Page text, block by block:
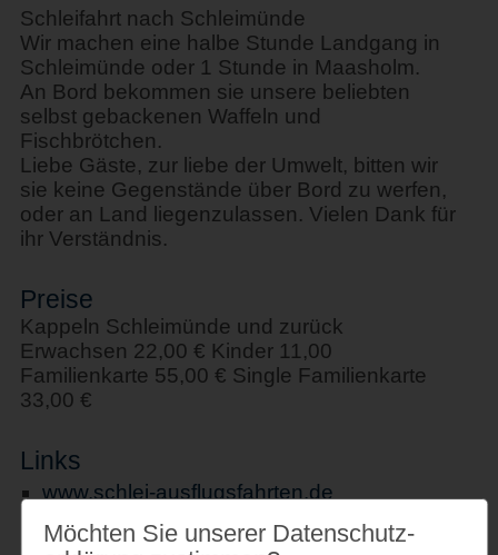
Schleifahrt nach Schleimünde
Wir machen eine halbe Stunde Landgang in
Schleimünde oder 1 Stunde in Maasholm.
An Bord bekommen sie unsere beliebten
selbst gebackenen Waffeln und
Fischbrötchen.
Liebe Gäste, zur liebe der Umwelt, bitten wir
sie keine Gegenstände über Bord zu werfen,
oder an Land liegenzulassen. Vielen Dank für
ihr Verständnis.
Preise
Kappeln Schleimünde und zurück
Erwachsen 22,00 € Kinder 11,00
Familienkarte 55,00 € Single Familienkarte
33,00 €
Links
www.schlei-ausflugsfahrten.de
Möchten Sie unserer Datenschutz­